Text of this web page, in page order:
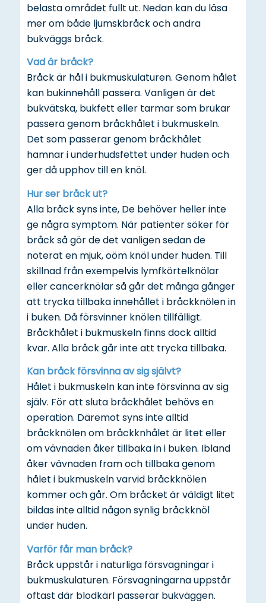
belasta området fullt ut. Nedan kan du läsa
mer om både ljumskbråck och andra
bukväggs bråck.
Vad är bråck?
Bråck är hål i bukmuskulaturen. Genom hålet
kan bukinnehåll passera. Vanligen är det
bukvätska, bukfett eller tarmar som brukar
passera genom bråckhålet i bukmuskeln.
Det som passerar genom bråckhålet
hamnar i underhudsfettet under huden och
ger då upphov till en knöl.
Hur ser bråck ut?
Alla bråck syns inte, De behöver heller inte
ge några symptom. När patienter söker för
bråck så gör de det vanligen sedan de
noterat en mjuk, oöm knöl under huden. Till
skillnad från exempelvis lymfkörtelknölar
eller cancerknölar så går det många gånger
att trycka tillbaka innehållet i bråckknölen in
i buken. Då försvinner knölen tillfälligt.
Bråckhålet i bukmuskeln finns dock alltid
kvar. Alla bråck går inte att trycka tillbaka.
Kan bråck försvinna av sig självt?
Hålet i bukmuskeln kan inte försvinna av sig
själv. För att sluta bråckhålet behövs en
operation. Däremot syns inte alltid
bråckknölen om bråckknhålet är litet eller
om vävnaden åker tillbaka in i buken. Ibland
åker vävnaden fram och tillbaka genom
hålet i bukmuskeln varvid bråckknölen
kommer och går. Om bråcket är väldigt litet
bildas inte alltid någon synlig bråckknöl
under huden.
Varför får man bråck?
Bråck uppstår i naturliga försvagningar i
bukmuskulaturen. Försvagningarna uppstår
oftast där blodkärl passerar bukväggen.